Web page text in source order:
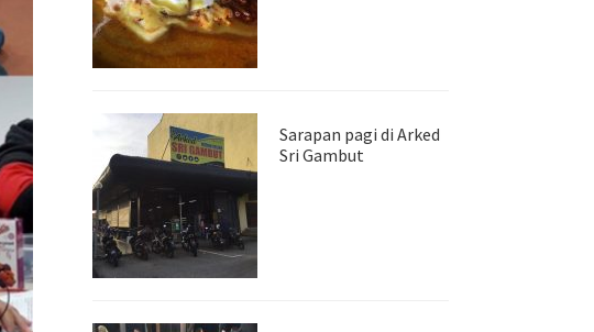
Sarapan pagi di Arked
Sri Gambut